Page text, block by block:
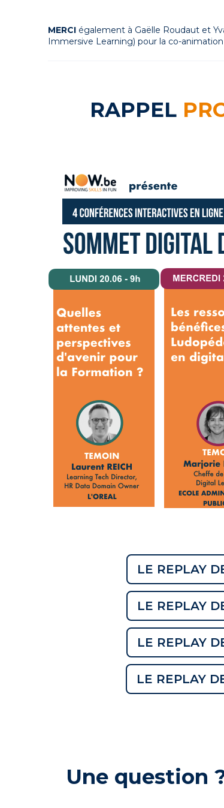
MERCI également à Gaëlle Roudaut et
Immersive Learning) pour la co-
RAPPEL
LE REPLAY
LE REPLAY
LE REPLAY
LE REPLAY
Une question